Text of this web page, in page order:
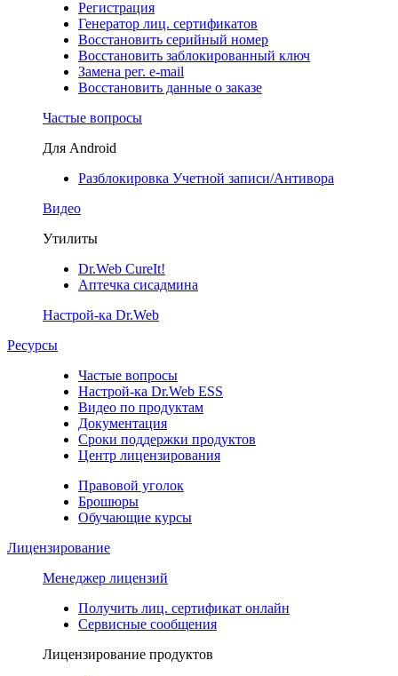
Регистрация
Генератор лиц. сертификатов
Восстановить серийный номер
Восстановить заблокированный ключ
Замена рег. e-mail
Восстановить данные о заказе
Частые вопросы
Для Android
Разблокировка Учетной записи/Антивора
Видео
Утилиты
Dr.Web CureIt!
Аптечка сисадмина
Настрой-ка Dr.Web
Ресурсы
Частые вопросы
Настрой-ка Dr.Web ESS
Видео по продуктам
Документация
Сроки поддержки продуктов
Центр лицензирования
Правовой уголок
Брошюры
Обучающие курсы
Лицензирование
Менеджер лицензий
Получить лиц. сертификат онлайн
Сервисные сообщения
Лицензирование продуктов